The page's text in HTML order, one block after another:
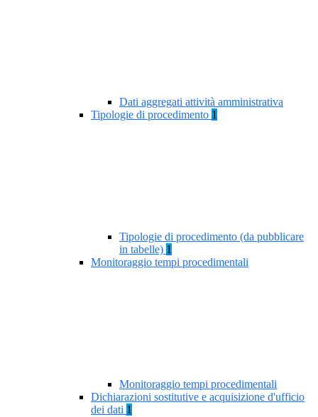
Dati aggregati attività amministrativa
Tipologie di procedimento 1
Tipologie di procedimento (da pubblicare
in tabelle) 1
Monitoraggio tempi procedimentali
Monitoraggio tempi procedimentali
Dichiarazioni sostitutive e acquisizione d'ufficio
dei dati 1